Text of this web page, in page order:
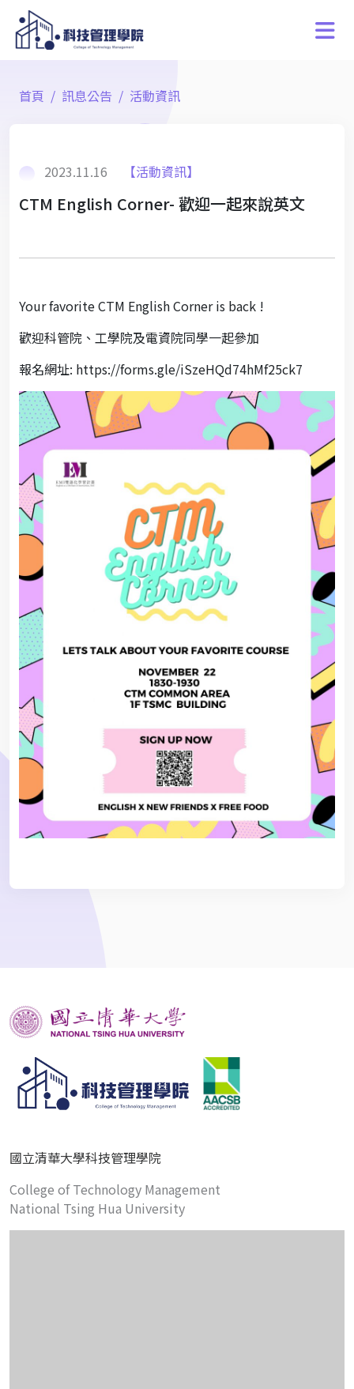
首頁 訊息公告 活動資訊
2023.11.16 【活動資訊】
CTM English Corner- 歡迎一起來說英文
Your favorite CTM English Corner is back !
歡迎科管院、工學院及電資院同學一起參加
報名網址: https://forms.gle/iSzeHQd74hMf25ck7
國立清華大學科技管理學院
College of Technology Management
National Tsing Hua University